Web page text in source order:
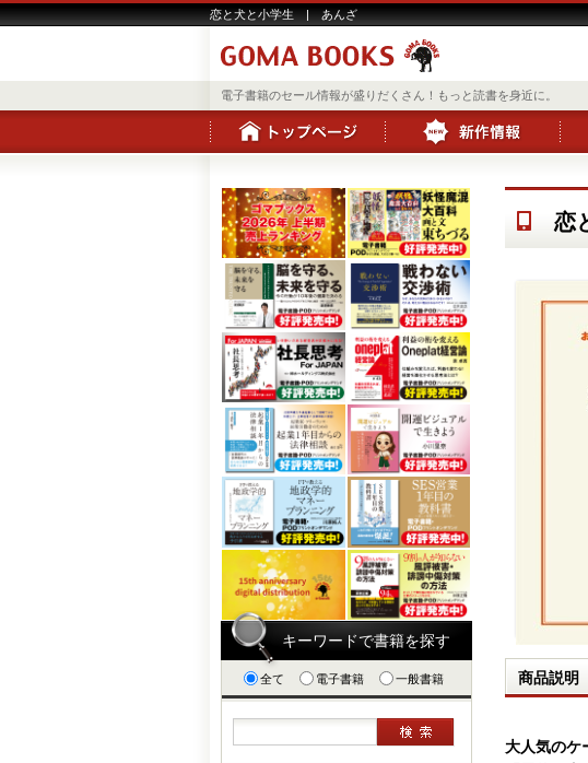
恋と犬と小学生 | あんざ
電子書籍のセール情報が盛りだくさん！もっと読書を身近に。
恋
商品説明
大人気のケ
キーワードで書籍を探す
全て 電子書籍 一般書籍